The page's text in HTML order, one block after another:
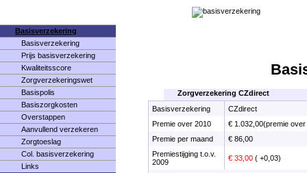
Basisverzekering
Basisverzekering
Prijs basisverzekering
Kwaliteitsscore
Zorgverzekeringswet
Basispolis
Basiszorgkosten
Overstappen
Aanvullend verzekeren
Zorgtoeslag
Col. basisverzekering
Links
Zorgverzekering CZdirect
Basisverzekering
CZdirect
Premie over 2010
€ 1.032,00(premie
Premie per maand
€ 86,00
Premiestijging t.o.v.
2009
€ 33,00 ( +0,03)